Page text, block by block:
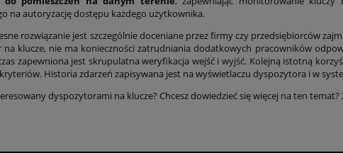
na autoryzację dostępu każdego użytkownika.
rozwiązanie jest szczególnie doceniane przez firmy czy przedsiębiorców
klucze, nie ma konieczności zatrudniania dodatkowych pracowników
zapewniona jest skrupulatna weryfikacja wejść i wyjść. Kolejną istotną
Historia zdarzeń zapisywana jest na wyświetlaczu dyspozytora i w
dyspozytorami na klucze? Chcesz dowiedzieć się więcej na ten